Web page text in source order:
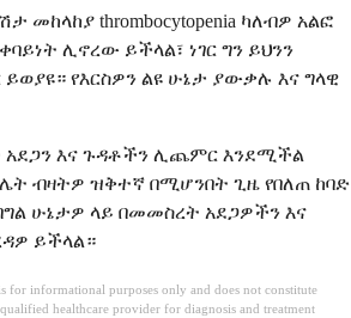
መከላከያ thrombocytopenia ካለብዎ አልፎ
ሊኖረው ይችላል፣ ነገር ግን ይህንን
የእርስዎን ልዩ ሁኔታ ያውቃሉ እና ግላዊ
አደጋን እና ጉዳቶችን ሊጨምር እንደሚችል
ብዛትዎ ዝቅተኛ በሚሆንበት ጊዜ የበለጠ ከባድ
ሁኔታዎ ላይ በመመስረት አደጋዎችን እና
ይችላል።
for informational purposes only and does not constitute
healthcare provider for diagnosis and treatment